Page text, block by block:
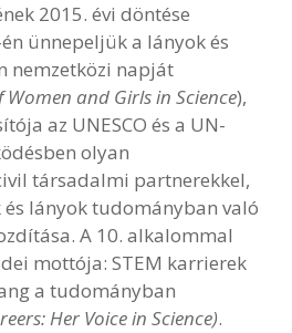
2015. évi döntése
ünnepeljük a lányok és
nemzetközi napját
and Girls in Science),
az UNESCO és a UN-
olyan
társadalmi partnerekkel,
lányok tudományban való
A 10. alkalommal
mottója: STEM karrierek
a tudományban
Her Voice in Science).